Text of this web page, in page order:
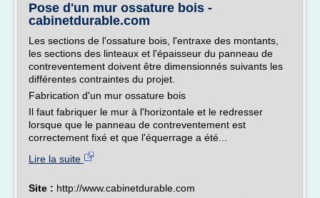
Pose d'un mur ossature bois -
cabinetdurable.com
Les sections de l'ossature bois, l'entraxe des montants,
les sections des linteaux et l'épaisseur du panneau de
contreventement doivent être dimensionnés suivants les
différentes contraintes du projet.
Fabrication d'un mur ossature bois
Il faut fabriquer le mur à l'horizontale et le redresser
lorsque que le panneau de contreventement est
correctement fixé et que l'équerrage a été...
Lire la suite
Site : http://www.cabinetdurable.com